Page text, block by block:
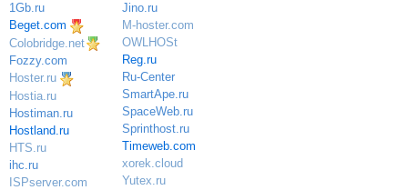
1Gb.ru
Beget.com
Colobridge.net
Fozzy.com
Hoster.ru
Hostia.ru
Hostiman.ru
Hostland.ru
HTS.ru
ihc.ru
ISPserver.com
Jino.ru
M-hoster.com
OWLHOSt
Reg.ru
Ru-Center
SmartApe.ru
SpaceWeb.ru
Sprinthost.ru
Timeweb.com
xorek.cloud
Yutex.ru